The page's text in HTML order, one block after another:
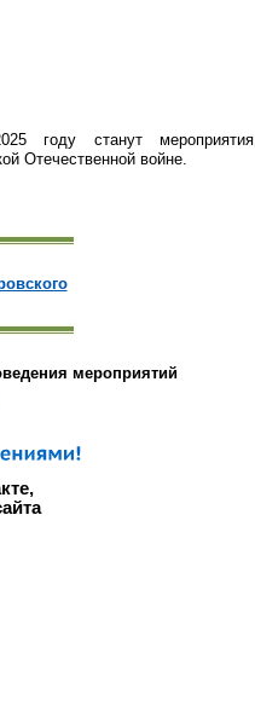
году станут мероприятия,
Отечественной войне.
мероприятий